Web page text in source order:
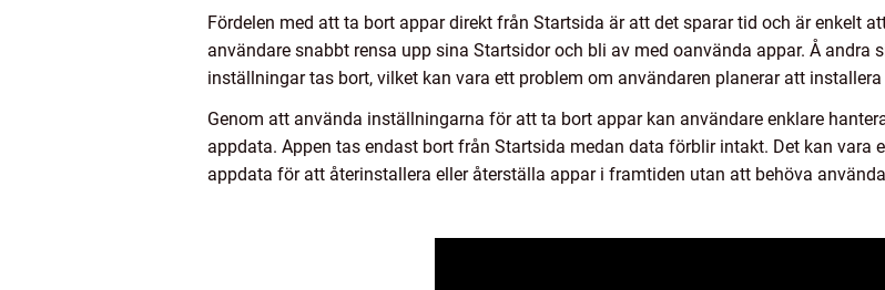
Fördelen med att ta bort appar direkt från Startsida är att det sparar tid och är enkelt
användare snabbt rensa upp sina Startsidor och bli av med oanvända appar. Å andra
inställningar tas bort, vilket kan vara ett problem om användaren planerar att
Genom att använda inställningarna för att ta bort appar kan användare enklare
appdata. Appen tas endast bort från Startsida medan data förblir intakt. Det kan vara
appdata för att återinstallera eller återställa appar i framtiden utan att behöva